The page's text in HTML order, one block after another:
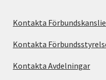
Kontakta
Kontakta
Kontakta Avdelningar